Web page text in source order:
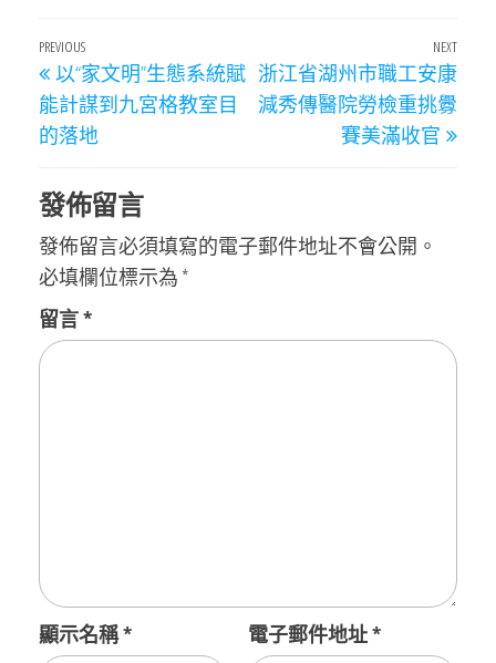
文
章
導
Previous
Post
PREVIOUS
以“家文明”生態系統賦
能計謀到九宮格教室目
的落地
Next
Post
NEXT
浙江省湖州市職工安康
減秀傳醫院勞檢重挑釁
賽美滿收官
發佈留言
發佈留言必須填寫的電子郵件地址不會公開。
必填欄位標示為 *
留言*
顯示名稱* 電子郵件地址*